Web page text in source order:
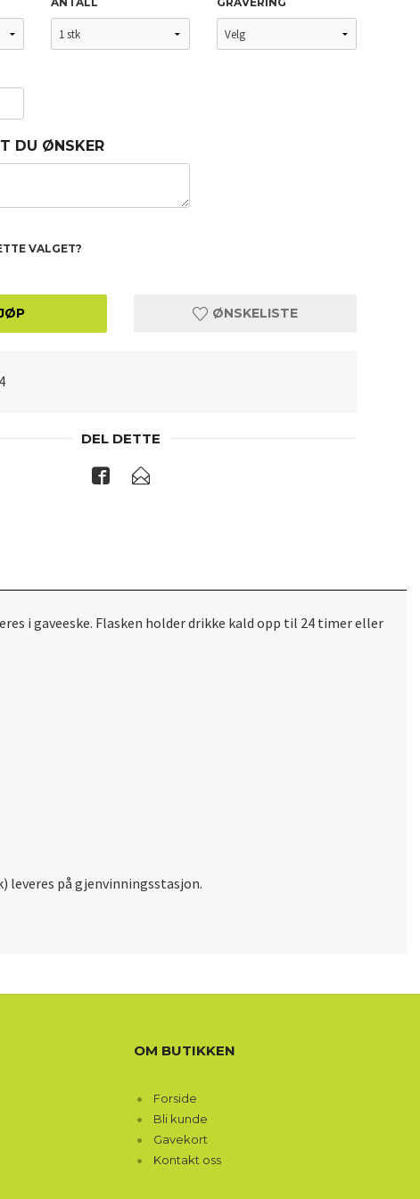
DU ØNSKER
VALGET?
ØNSKELISTE
DEL DETTE
i gaveeske. Flasken holder drikke kald opp til 24 timer eller
leveres på gjenvinningsstasjon.
OM BUTIKKEN
Forside
Bli kunde
Gavekort
Kontakt oss